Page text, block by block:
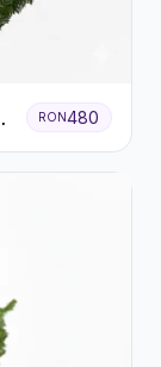
RON480